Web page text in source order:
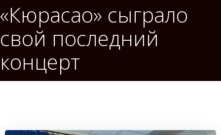
«Кюрасао» сыграло
свой последний
концерт